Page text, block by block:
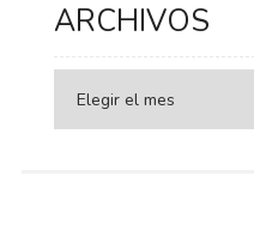
ARCHIVOS